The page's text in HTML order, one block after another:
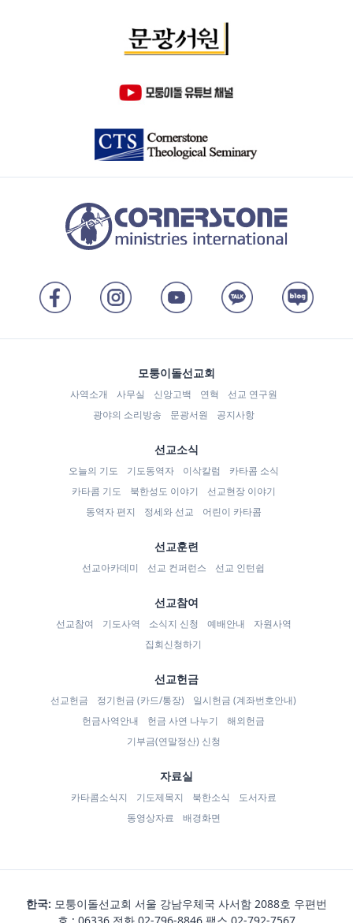
모퉁이돌선교회
사역소개 사무실 신앙고백 연혁
선교 연구원
광야의 소리방송
문광서원 공지사항
선교소식
오늘의 기도 기도동역자 이삭칼럼
카타콤 소식
카타콤 기도
북한성도 이야기
선교현장 이야기
동역자 편지
정세와 선교 어린이 카타콤
선교훈련
선교아카데미 선교 컨퍼런스 선교 인턴쉽
선교참여
선교참여 기도사역 소식지 신청 예배안내
자원사역
집회신청하기
선교헌금
선교헌금 정기헌금 (카드/통장)
일시헌금 (계좌번호안내)
헌금사역안내
헌금 사연 나누기
해외헌금
기부금(연말정산) 신청
자료실
카타콤소식지 기도제목지 북한소식
도서자료
동영상자료
배경화면
한국: 모퉁이돌선교회 서울 강남우체국 사서함 2088호 우편번